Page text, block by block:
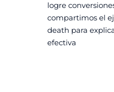
logre
compartimos el
death para
efectiva